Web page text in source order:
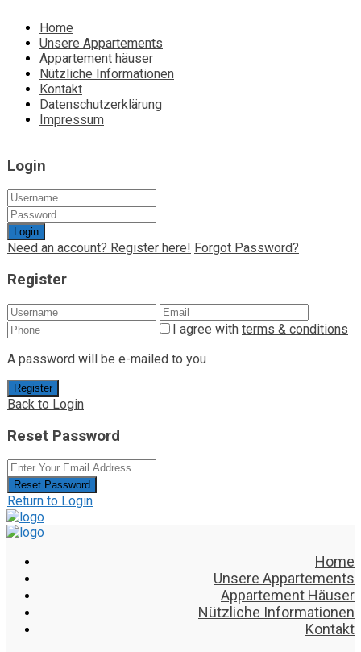
Home
Unsere Appartements
Appartement häuser
Nützliche Informationen
Kontakt
Datenschutzerklärung
Impressum
Login
Login
Need an account? Register here! Forgot Password?
Register
I agree with terms & conditions
A password will be e-mailed to you
Register
Back to Login
Reset Password
Reset Password
Return to Login
Home
Unsere Appartements
Appartement Häuser
Nützliche Informationen
Kontakt